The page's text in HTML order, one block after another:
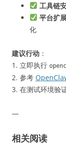
工具链
平台扩
化
建议行动 ：
1. 立即执行
2. 参考
3. 在测试环境验
—
相关阅读